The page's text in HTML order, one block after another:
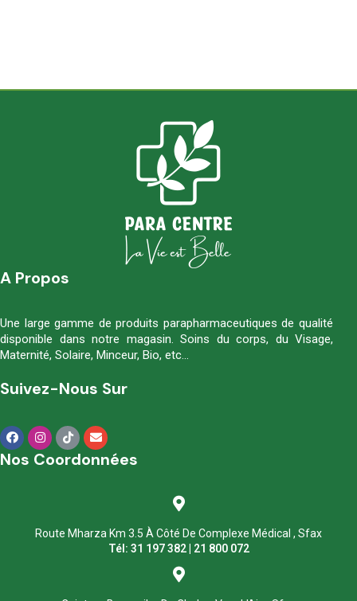
A Propos
Une large gamme de produits parapharmaceutiques de qualité
disponible dans notre magasin. Soins du corps, du Visage,
Maternité, Solaire, Minceur, Bio, etc…
Suivez-Nous Sur
Nos Coordonnées
Route Mharza Km 3.5 À Côté De Complexe Médical , Sfax
Tél: 31 197 382 | 21 800 072